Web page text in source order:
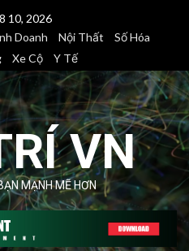
10, 2026
Doanh Nội Thất
Số Hóa
Xe Cộ Y Tế
VN
MẠNH MẼ HƠN